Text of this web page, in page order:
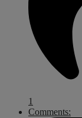
1
Comments: